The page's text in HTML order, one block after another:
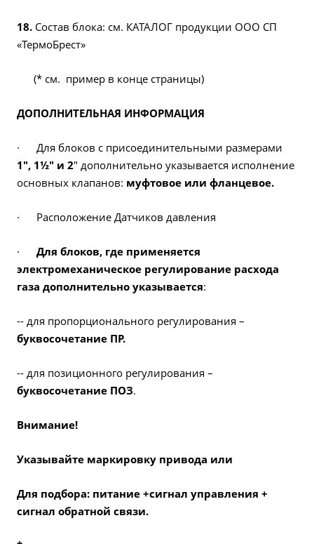
18. Состав блока: см. КАТАЛОГ продукции ООО СП
«ТермоБрест»
(* см. пример в конце страницы)
ДОПОЛНИТЕЛЬНАЯ ИНФОРМАЦИЯ
· Для блоков с присоединительными размерами
1", 1½" и 2" дополнительно указывается исполнение
основных клапанов: муфтовое или фланцевое.
· Расположение Датчиков давления
· Для блоков, где применяется
электромеханическое регулирование расхода
газа дополнительно указывается:
-- для пропорционального регулирования –
буквосочетание ПР.
-- для позиционного регулирования –
буквосочетание ПОЗ.
Внимание!
Указывайте маркировку привода или
Для подбора: питание +сигнал управления +
сигнал обратной связи.